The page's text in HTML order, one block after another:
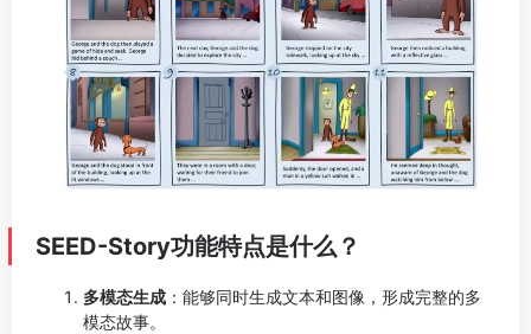
SEED-Story功能特点是什么？
多模态生成 ：能够同时生成文本和图像，形成完整的多
模态故事。